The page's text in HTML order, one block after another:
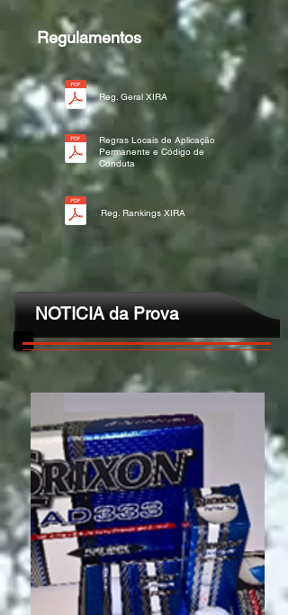
Regulamentos
Reg. Geral XIRA
Regras Locais de Aplicação
Permanente e Código de
Conduta
Reg. Rankings XIRA
NOTICIA da Prova